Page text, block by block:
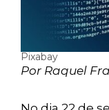
Pixabay
Por Raquel